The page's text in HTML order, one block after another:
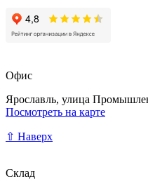
Офис
Ярославль, улица
Посмотреть на карте
⇧ Наверх
Склад